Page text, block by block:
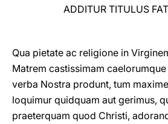
ADDITUR TITULUS
Qua pietate ac religione in
Matrem castissimam caelorumque
verba Nostra produnt, tum
loquimur quidquam aut gerimus,
praeterquam quod Christi,